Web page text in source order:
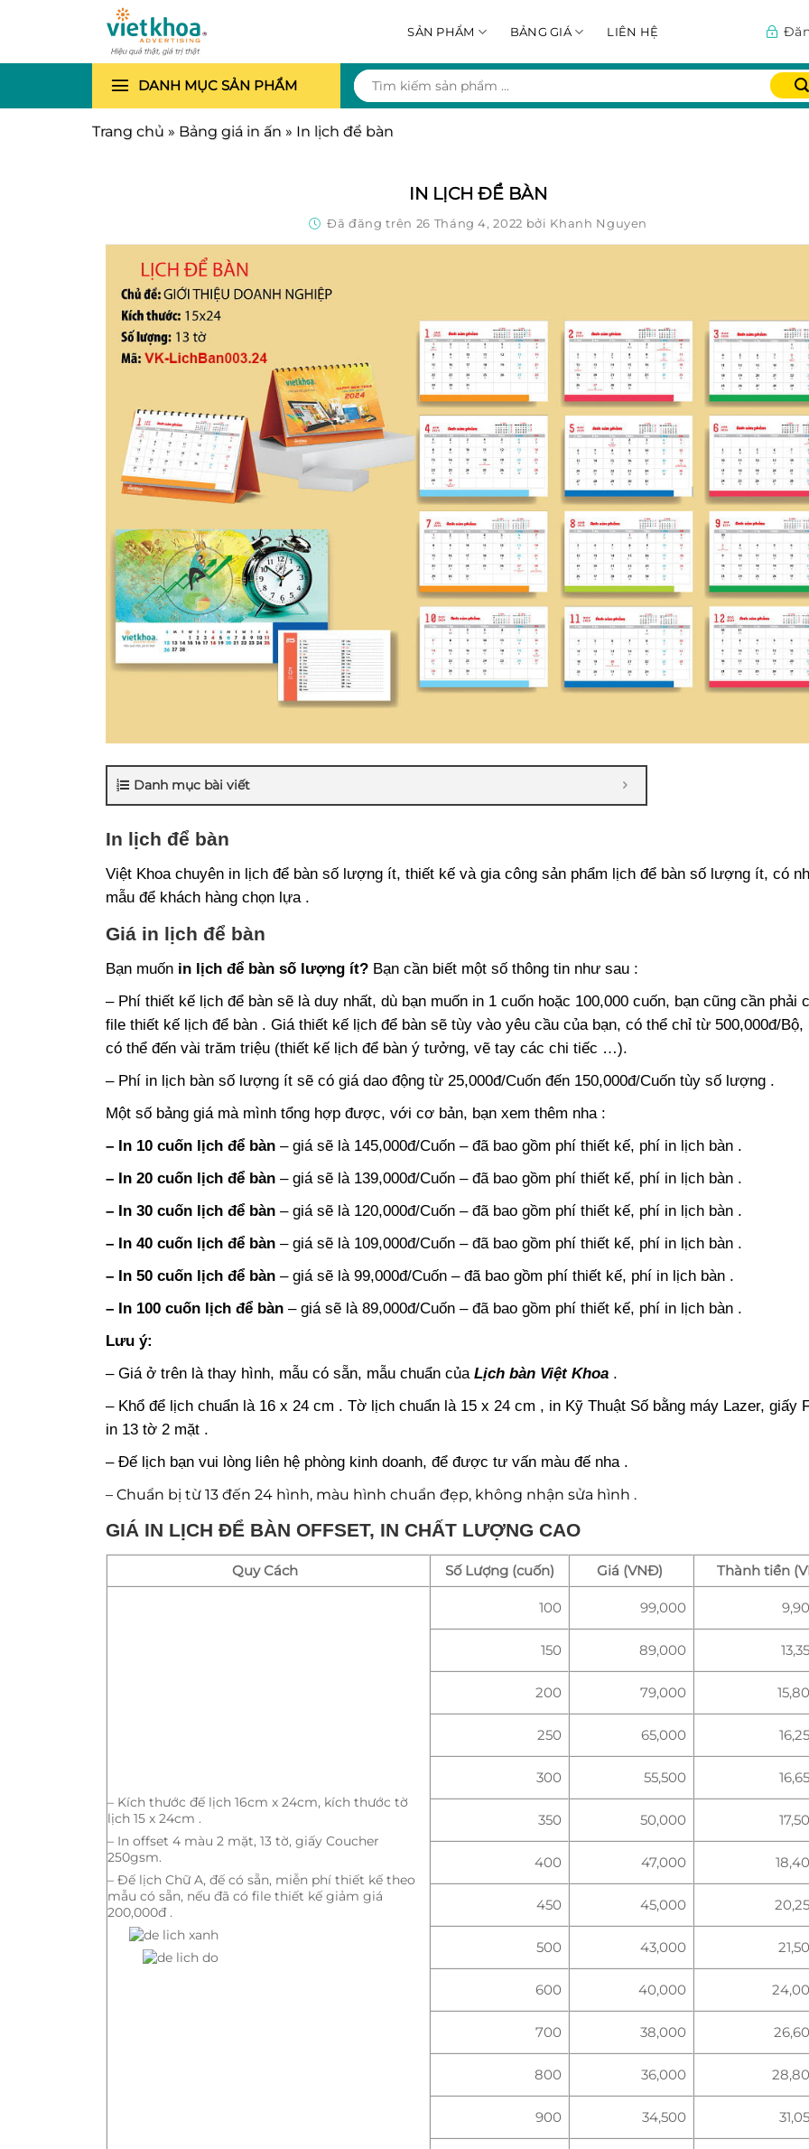
SẢN PHẨM BẢNG GIÁ LIÊN HỆ
DANH MỤC SẢN PHẨM
Tìm
kiếm:
Trang chủ » Bảng giá in ấn » In lịch để bàn
IN LỊCH ĐỂ BÀN
Đã đăng trên 26 Tháng 4, 2022 bởi Khanh Nguyen
Danh mục bài viết
In lịch để bàn
Việt Khoa chuyên in lịch để bàn số lượng ít, thiết kế và gia công sản phẩm lịch để bàn số lượng ít, có
mẫu để khách hàng chọn lựa .
Giá in lịch để bàn
Bạn muốn in lịch để bàn số lượng ít? Bạn cần biết một số thông tin như sau :
– Phí thiết kế lịch để bàn sẽ là duy nhất, dù bạn muốn in 1 cuốn hoặc 100,000 cuốn, bạn cũng cần phải
file thiết kế lịch để bàn . Giá thiết kế lịch để bàn sẽ tùy vào yêu cầu của bạn, có thể chỉ từ 500,000đ/Bộ,
có thể đến vài trăm triệu (thiết kế lịch để bàn ý tưởng, vẽ tay các chi tiếc …).
– Phí in lịch bàn số lượng ít sẽ có giá dao động từ 25,000đ/Cuốn đến 150,000đ/Cuốn tùy số lượng .
Một số bảng giá mà mình tổng hợp được, với cơ bản, bạn xem thêm nha :
– In 10 cuốn lịch để bàn – giá sẽ là 145,000đ/Cuốn – đã bao gồm phí thiết kế, phí in lịch bàn .
– In 20 cuốn lịch để bàn – giá sẽ là 139,000đ/Cuốn – đã bao gồm phí thiết kế, phí in lịch bàn .
– In 30 cuốn lịch để bàn – giá sẽ là 120,000đ/Cuốn – đã bao gồm phí thiết kế, phí in lịch bàn .
– In 40 cuốn lịch để bàn – giá sẽ là 109,000đ/Cuốn – đã bao gồm phí thiết kế, phí in lịch bàn .
– In 50 cuốn lịch để bàn – giá sẽ là 99,000đ/Cuốn – đã bao gồm phí thiết kế, phí in lịch bàn .
– In 100 cuốn lịch để bàn – giá sẽ là 89,000đ/Cuốn – đã bao gồm phí thiết kế, phí in lịch bàn .
Lưu ý:
– Giá ở trên là thay hình, mẫu có sẵn, mẫu chuẩn của Lịch bàn Việt Khoa .
– Khổ để lịch chuẩn là 16 x 24 cm . Tờ lịch chuẩn là 15 x 24 cm , in Kỹ Thuật Số bằng máy Lazer, giấy
in 13 tờ 2 mặt .
– Đế lịch bạn vui lòng liên hệ phòng kinh doanh, để được tư vấn màu đế nha .
– Chuẩn bị từ 13 đến 24 hình, màu hình chuẩn đẹp, không nhận sửa hình .
GIÁ IN LỊCH ĐỂ BÀN OFFSET, IN CHẤT LƯỢNG CAO
Quy Cách Số Lượng (cuốn) Giá (VNĐ) Thành tiền
– Kích thước đế lịch 16cm x 24cm, kích thước tờ
lịch 15 x 24cm .
– In offset 4 màu 2 mặt, 13 tờ, giấy Coucher
250gsm.
– Đế lịch Chữ A, đế có sẵn, miễn phí thiết kế theo
mẫu có sẵn, nếu đã có file thiết kế giảm giá
200,000đ .
100 99,000
150 89,000
200 79,000
250 65,000
300 55,500
350 50,000
400 47,000
450 45,000
500 43,000
600 40,000
700 38,000
800 36,000
900 34,500